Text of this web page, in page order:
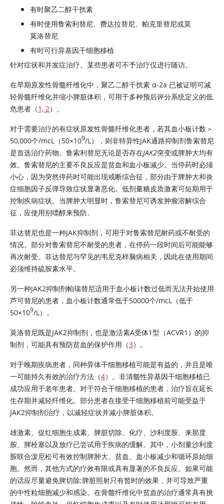
有时聚乙二醇干扰素
有时使用鲁索利替尼、费达拉替尼、帕克里替尼或莫
莫洛替尼
有时可行异基因干细胞移植
针对症状和并发症治疗。某些患者可不予治疗仅进行随访。
在早期原发性骨髓纤维化中，聚乙二醇干扰素 α-2a 已被证明可减
轻骨髓纤维化并缩小脾脏体积，可用于多种预后评分系统定义的低
危患者（1, 2）。
对于需要治疗的有症状原发性骨髓纤维化患者，若其血小板计数＞
50,000个/mcL（50×109/L），则非特异性JAK通路抑制剂鲁索替尼
是首选治疗药物。 鲁索利替尼无论是否存在JAK2突变或脾肿大均有
效。鲁索替尼的主要不良反应是贫血和血小板减少。当停药时必须
小心，因为突然停药时可能出现戒断综合征，部分由于脾肿大和炎
症细胞因子反弹导致症状显著恶化。低剂量糖皮质激素可短期用于
控制疾病症状。当脾肿大明显时，鲁索替尼可诱发肿瘤溶解综合
征，应使用别嘌醇来预防。
菲达替尼也是一种JAK抑制剂，可用于对鲁索替尼耐药或不耐受的
情况。部分对鲁索替尼不耐受的患者，在停药一段时间后可能能够
再次耐受。菲达替尼与罕见的韦尼克样脑病相关，因此在使用期间
必须维持硫胺素水平。
另一种JAK2抑制剂帕瑞替尼适用于血小板计数过低而无法开始使用
芦可替尼的患者，血小板计数通常低于50000个/mcL（低于
50×109/L）。
莫洛替尼既是JAK2抑制剂，也是激活素A受体1型（ACVR1）的抑
制剂，可能具有预防贫血的保护作用（3）。
对于晚期疾病患者，同种异体干细胞移植可能是有益的，并且是唯
一可能持久有效的治疗方法（4）。非清髓性异基因干细胞移植已
成功应用于老年患者。对于符合干细胞移植的患者，治疗旨在延长
生存期并减轻纤维化。部分患者在接受干细胞移植前可能受益于
JAK2抑制剂治疗，以减轻症状并减小脾脏体积。
雄激素、促红细胞生成素、脾脏切除、化疗、沙利度胺、来那度
胺、脾栓塞以及放疗已尝试用于疾病的缓解。其中，小剂量沙利度
胺联合泼尼松可有效控制脾肿大、贫血、血小板减少和循环原始细
胞。然而，其他方式的疗效有限或具有显著的不良反应。如果可能
的话应尽量避免脾切除;脾脏照射只有暂时的效果，并可导致严重
的中性粒细胞减少和感染。在骨髓纤维化中贫血的治疗通常具有挑